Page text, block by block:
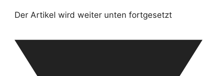
Der Artikel wird weiter unten fortgesetzt